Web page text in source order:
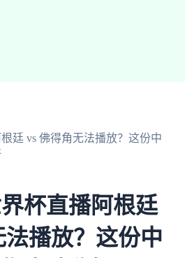
廷 vs 佛得角无法播放？这份中
杯直播阿根廷
法播放？这份中